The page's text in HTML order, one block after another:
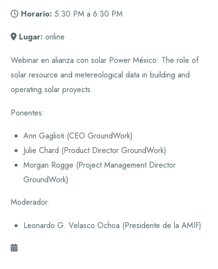
Horario:5:30 PM a 6:30 PM
Lugar:online
Webinar en alianza con solar Power México: The role of
solar resource and metereological data in building and
operating solar proyects.
Ponentes:
Ann Gaglioti (CEO GroundWork)
Julie Chard (Product Director GroundWork)
Morgan Rogge (Project Management Director
GroundWork)
Moderador:
Leonardo G. Velasco Ochoa (Presidente de la AMIF)